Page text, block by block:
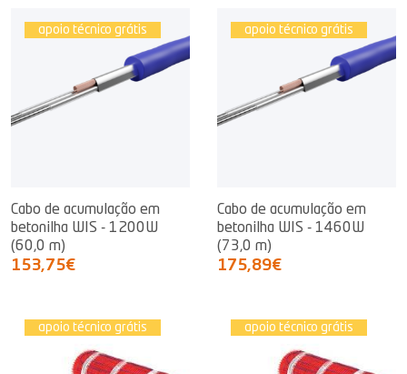
apoio técnico grátis
Cabo de acumulação em
betonilha WIS - 1200W
(60,0 m)
153,75€
apoio técnico grátis
Cabo de acumulação em
betonilha WIS - 1460W
(73,0 m)
175,89€
apoio técnico grátis apoio técnico grátis